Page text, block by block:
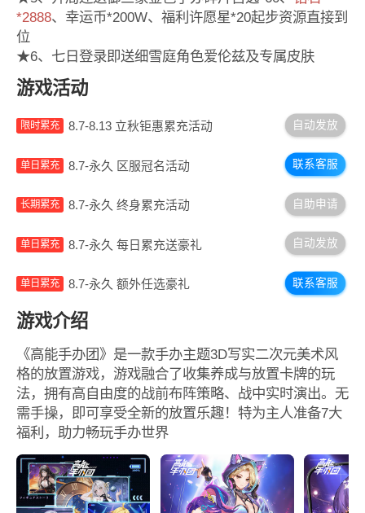
*2888、幸运币*200W、福利许愿星*20起步资源直接到
位
★6、七日登录即送细雪庭角色爱伦兹及专属皮肤
游戏活动
限时累充 8.7-8.13 立秋钜惠累充活动 自动发放
单日累充 8.7-永久 区服冠名活动 联系客服
长期累充 8.7-永久 终身累充活动 自助申请
单日累充 8.7-永久 每日累充送豪礼 自动发放
单日累充 8.7-永久 额外任选豪礼 联系客服
游戏介绍
《高能手办团》是一款手办主题3D写实二次元美术风
格的放置游戏，游戏融合了收集养成与放置卡牌的玩
法，拥有高自由度的战前布阵策略、战中实时演出。无
需手操，即可享受全新的放置乐趣！特为主人准备7大
福利，助力畅玩手办世界